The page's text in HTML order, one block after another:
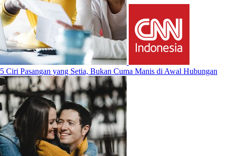
5 Ciri Pasangan yang Setia, Bukan Cuma Manis di Awal Hubungan